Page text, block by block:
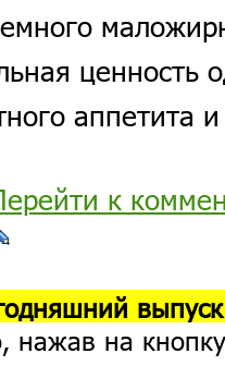
ценность
аппетита
к
нажав на